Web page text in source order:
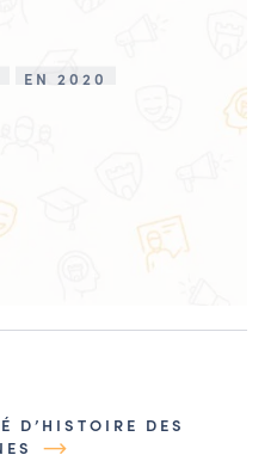
EN 2020
D’HISTOIRE DES